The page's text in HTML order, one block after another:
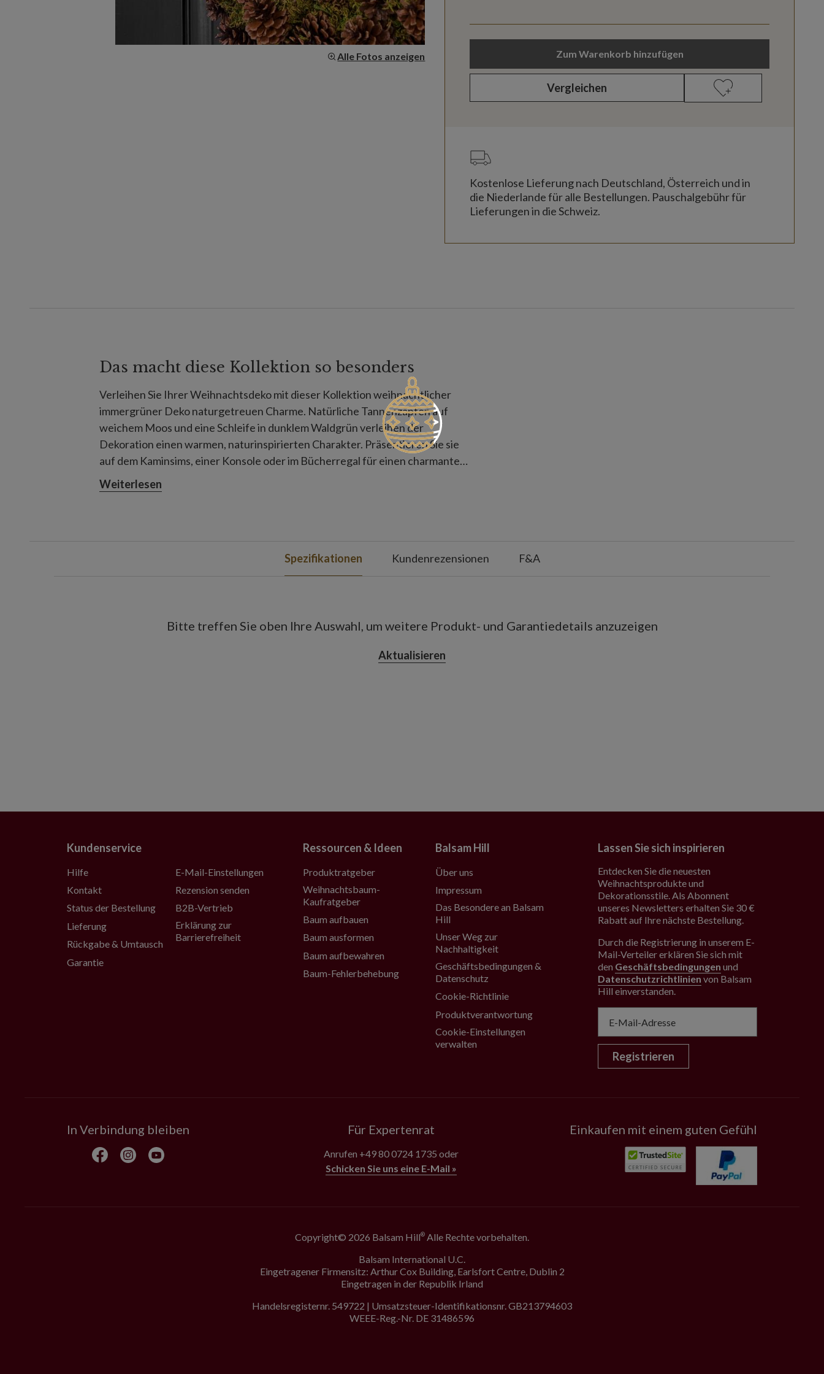
Alle Fotos anzeigen Zum Warenkorb hinzufügen
Vergleichen
Kostenlose Lieferung nach Deutschland, Österreich und in
die Niederlande für alle Bestellungen. Pauschalgebühr für
Lieferungen in die Schweiz.
Das macht diese Kollektion so besonders
Verleihen Sie Ihrer Weihnachtsdeko mit dieser Kollektion weihnachtlicher
immergrüner Deko naturgetreuen Charme. Natürliche Tannenzapfen auf
weichem Moos und eine Schleife in dunklem Waldgrün verleihen der
Dekoration einen warmen, naturinspirierten Charakter. Präsentieren Sie sie
auf dem Kaminsims, einer Konsole oder im Bücherregal für einen charmanten
Landhausstil.
Weiterlesen
Spezifikationen Kundenrezensionen F&A
Bitte treffen Sie oben Ihre Auswahl, um weitere Produkt- und Garantiedetails anzuzeigen
Aktualisieren
Kundenservice
Hilfe
Kontakt
Status der Bestellung
Lieferung
Rückgabe & Umtausch
Garantie
E-Mail-Einstellungen
Rezension senden
B2B-Vertrieb
Erklärung zur
Barrierefreiheit
Ressourcen & Ideen
Produktratgeber
Weihnachtsbaum-
Kaufratgeber
Baum aufbauen
Baum ausformen
Baum aufbewahren
Baum-Fehlerbehebung
Balsam Hill
Über uns
Impressum
Das Besondere an Balsam
Hill
Unser Weg zur
Nachhaltigkeit
Geschäftsbedingungen &
Datenschutz
Cookie-Richtlinie
Produktverantwortung
Cookie-Einstellungen
verwalten
Lassen Sie sich inspirieren
Entdecken Sie die neuesten
Weihnachtsprodukte und
Dekorationsstile. Als Abonnent
unseres Newsletters erhalten Sie 30 €
Rabatt auf Ihre nächste Bestellung.
Durch die Registrierung in unserem E-
Mail-Verteiler erklären Sie sich mit
den Geschäftsbedingungen und
Datenschutzrichtlinien von Balsam
Hill einverstanden.
Registrieren
In Verbindung bleiben Für Expertenrat
Anrufen +49 80 0724 1735 oder
Schicken Sie uns eine E-Mail »
Einkaufen mit einem guten Gefühl
Copyright© 2026 Balsam Hill® Alle Rechte vorbehalten.
Balsam International U.C.
Eingetragener Firmensitz: Arthur Cox Building, Earlsfort Centre, Dublin 2
Eingetragen in der Republik Irland
Handelsregisternr. 549722 | Umsatzsteuer-Identifikationsnr. GB213794603
WEEE-Reg.-Nr. DE 31486596